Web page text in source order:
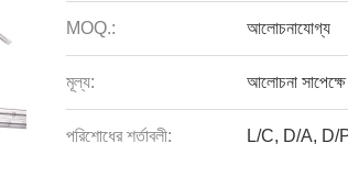
MOQ.: আলোচনাযোগ্য
মূল্য: আলোচনা সাপেক্ষে
পরিশোধের শর্তাবলী: L/C, D/A, D/P,